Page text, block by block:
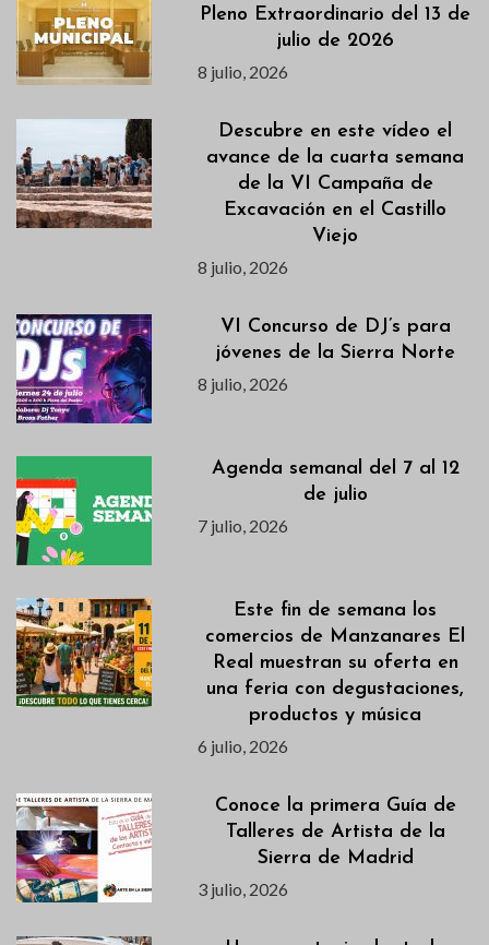
Pleno Extraordinario del 13 de
julio de 2026
8 julio, 2026
Descubre en este vídeo el
avance de la cuarta semana
de la VI Campaña de
Excavación en el Castillo
Viejo
8 julio, 2026
VI Concurso de DJ’s para
jóvenes de la Sierra Norte
8 julio, 2026
Agenda semanal del 7 al 12
de julio
7 julio, 2026
Este fin de semana los
comercios de Manzanares El
Real muestran su oferta en
una feria con degustaciones,
productos y música
6 julio, 2026
Conoce la primera Guía de
Talleres de Artista de la
Sierra de Madrid
3 julio, 2026